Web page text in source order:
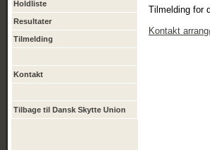
Holdliste
Resultater
Tilmelding
Kontakt
Tilbage til Dansk Skytte Union
Tilmelding for
Kontakt